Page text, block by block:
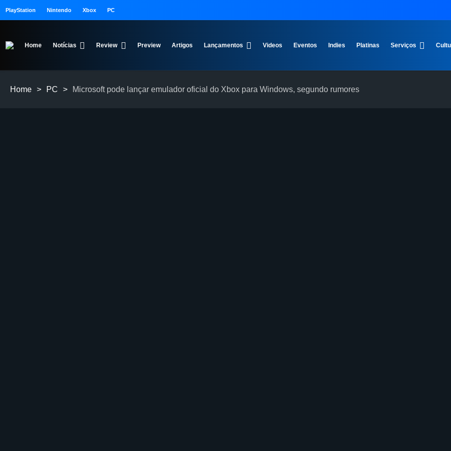
PlayStation Nintendo Xbox PC
Home Notícias Review Preview Artigos Lançamentos Videos Eventos Indies Platinas Serviços
Home > PC > Microsoft pode lançar emulador oficial do Xbox para Windows, segundo rumores